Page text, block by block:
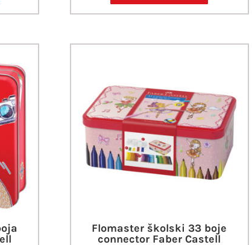
Flomaster školski 33 boje
connector Faber Castell